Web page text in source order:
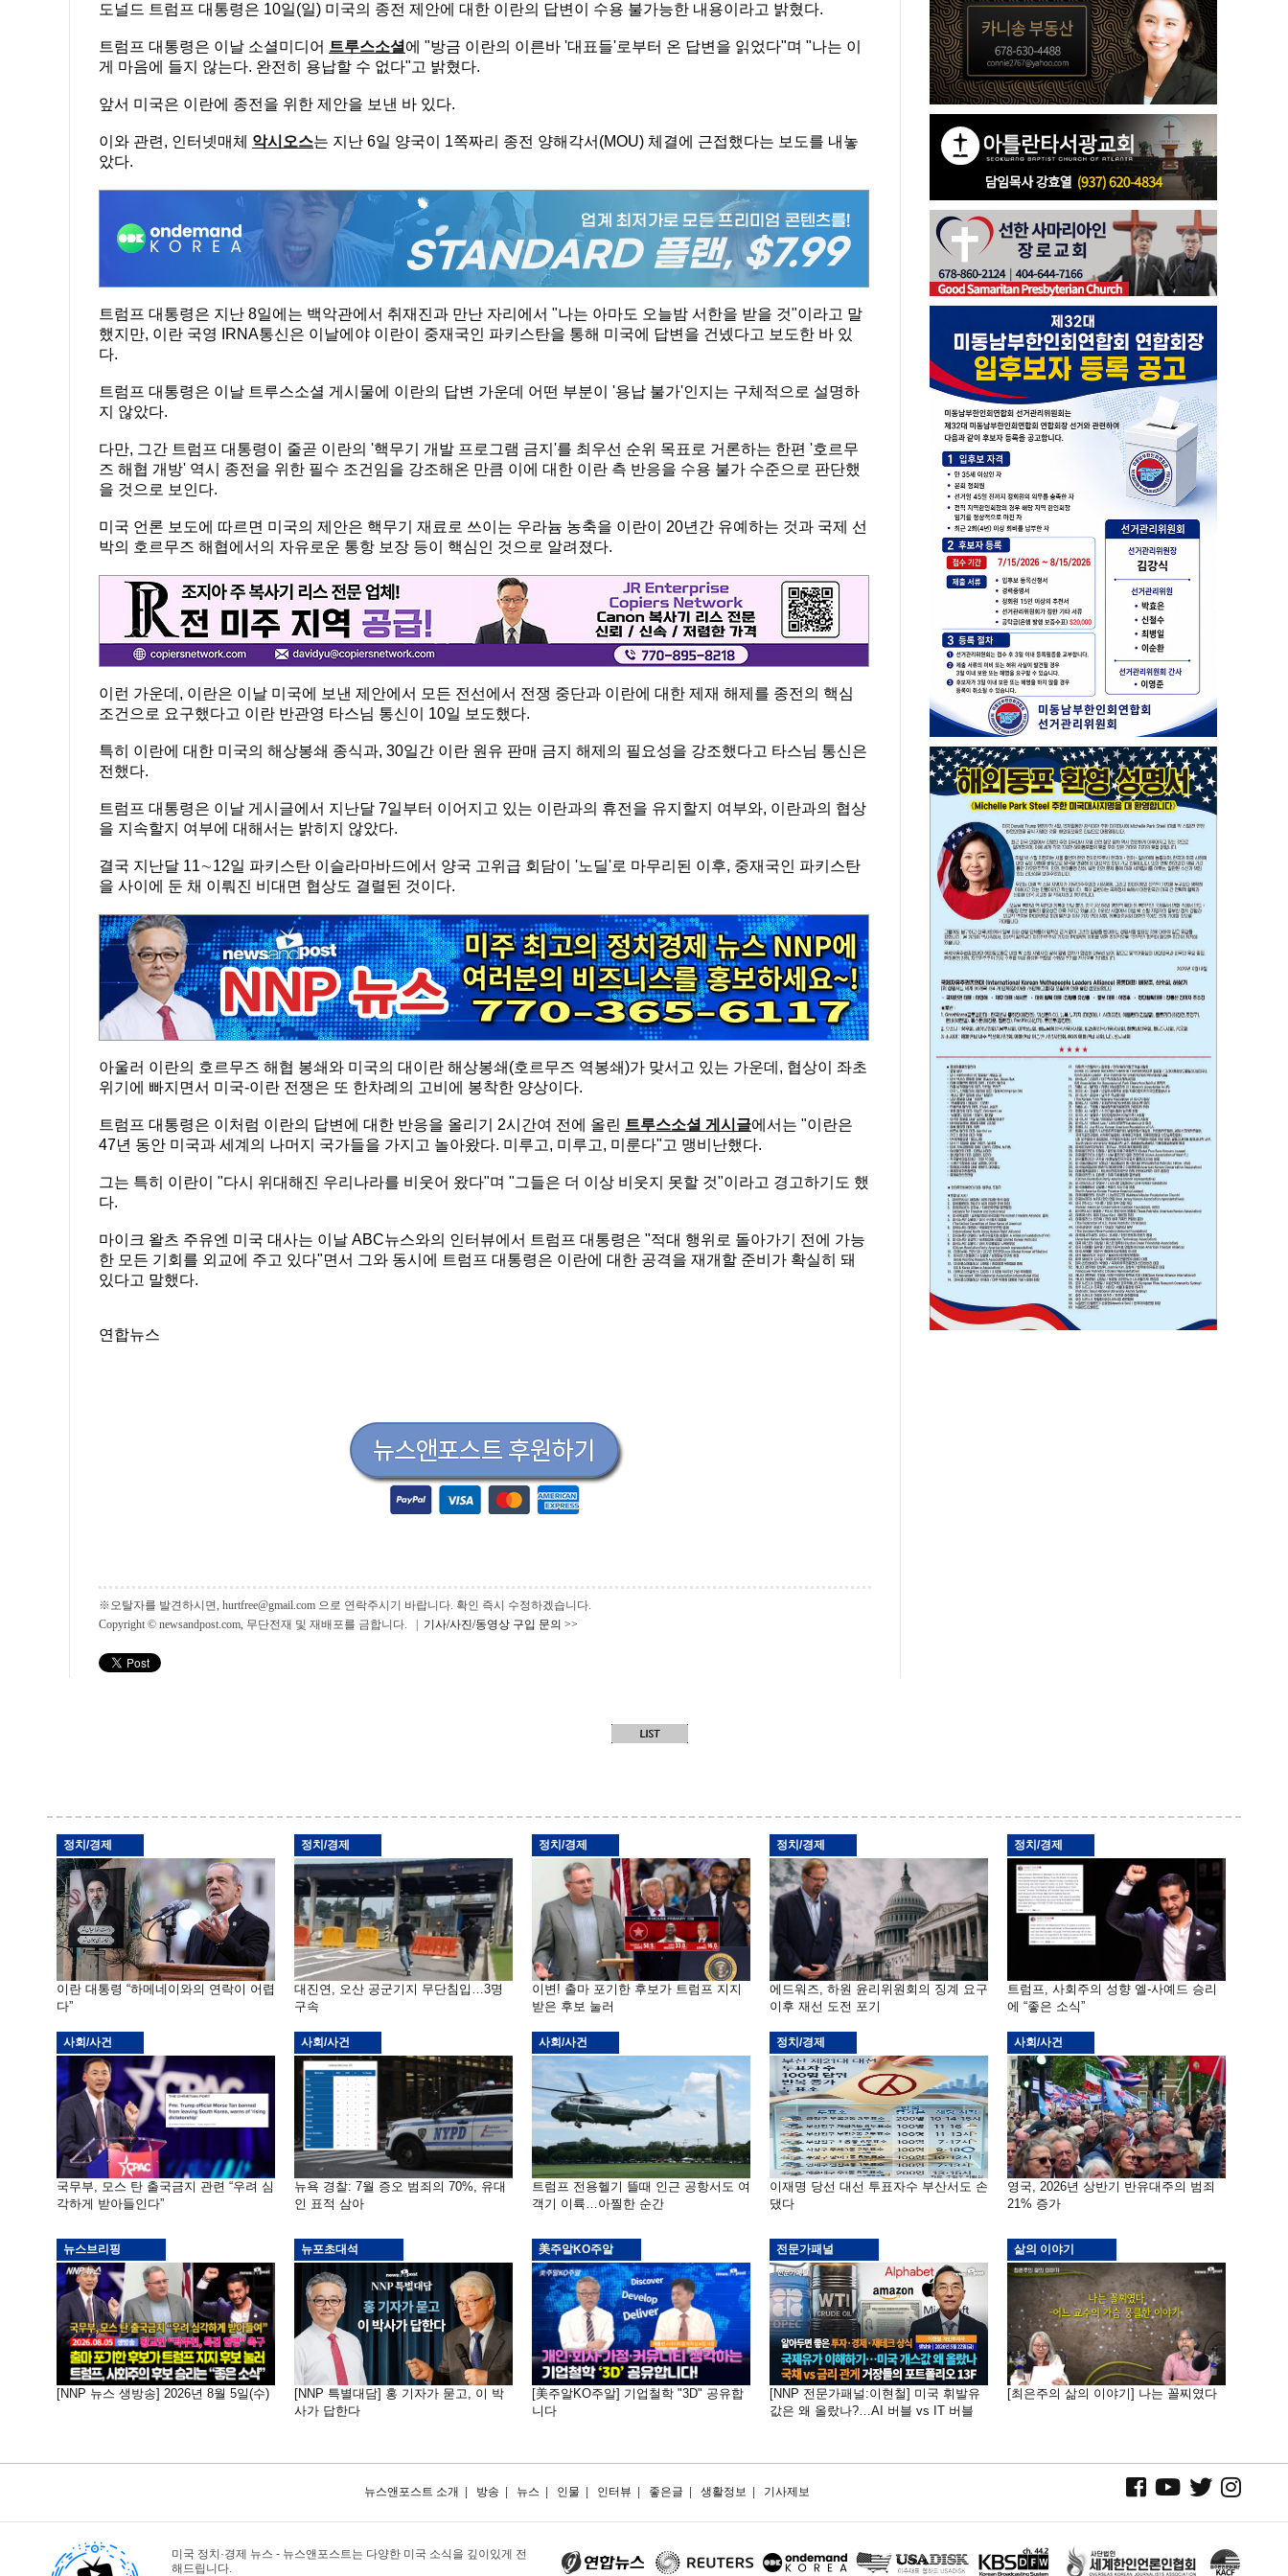
도널드 트럼프 대통령은 10일(일) 미국의 종전 제안에 대한 이란의 답변이 수용 불가능한 내용이라고 밝혔다.
트럼프 대통령은 이날 소셜미디어 트루스소셜 에 "방금 이란의 이른바 '대표들'로부터 온 답변을 읽었다"며 "나는 이
게 마음에 들지 않는다. 완전히 용납할 수 없다"고 밝혔다.
앞서 미국은 이란에 종전을 위한 제안을 보낸 바 있다.
이와 관련, 인터넷매체 악시오스는 지난 6일 양국이 1쪽짜리 종전 양해각서(MOU) 체결에 근접했다는 보도를 내놓
았다.
트럼프 대통령은 지난 8일에는 백악관에서 취재진과 만난 자리에서 "나는 아마도 오늘밤 서한을 받을 것"이라고 말
했지만, 이란 국영 IRNA통신은 이날에야 이란이 중재국인 파키스탄을 통해 미국에 답변을 건넸다고 보도한 바 있
다.
트럼프 대통령은 이날 트루스소셜 게시물에 이란의 답변 가운데 어떤 부분이 '용납 불가'인지는 구체적으로 설명하
지 않았다.
다만, 그간 트럼프 대통령이 줄곧 이란의 '핵무기 개발 프로그램 금지'를 최우선 순위 목표로 거론하는 한편 '호르무
즈 해협 개방' 역시 종전을 위한 필수 조건임을 강조해온 만큼 이에 대한 이란 측 반응을 수용 불가 수준으로 판단했
을 것으로 보인다.
미국 언론 보도에 따르면 미국의 제안은 핵무기 재료로 쓰이는 우라늄 농축을 이란이 20년간 유예하는 것과 국제 선
박의 호르무즈 해협에서의 자유로운 통항 보장 등이 핵심인 것으로 알려졌다.
이런 가운데, 이란은 이날 미국에 보낸 제안에서 모든 전선에서 전쟁 중단과 이란에 대한 제재 해제를 종전의 핵심
조건으로 요구했다고 이란 반관영 타스님 통신이 10일 보도했다.
특히 이란에 대한 미국의 해상봉쇄 종식과, 30일간 이란 원유 판매 금지 해제의 필요성을 강조했다고 타스님 통신은
전했다.
트럼프 대통령은 이날 게시글에서 지난달 7일부터 이어지고 있는 이란과의 휴전을 유지할지 여부와, 이란과의 협상
을 지속할지 여부에 대해서는 밝히지 않았다.
결국 지난달 11∼12일 파키스탄 이슬라마바드에서 양국 고위급 회담이 '노딜'로 마무리된 이후, 중재국인 파키스탄
을 사이에 둔 채 이뤄진 비대면 협상도 결렬된 것이다.
아울러 이란의 호르무즈 해협 봉쇄와 미국의 대이란 해상봉쇄(호르무즈 역봉쇄)가 맞서고 있는 가운데, 협상이 좌초
위기에 빠지면서 미국-이란 전쟁은 또 한차례의 고비에 봉착한 양상이다.
트럼프 대통령은 이처럼 이란의 답변에 대한 반응을 올리기 2시간여 전에 올린 트루스소셜 게시글에서는 "이란은
47년 동안 미국과 세계의 나머지 국가들을 가지고 놀아왔다. 미루고, 미루고, 미룬다"고 맹비난했다.
그는 특히 이란이 "다시 위대해진 우리나라를 비웃어 왔다"며 "그들은 더 이상 비웃지 못할 것"이라고 경고하기도 했
다.
마이크 왈츠 주유엔 미국 대사는 이날 ABC뉴스와의 인터뷰에서 트럼프 대통령은 "적대 행위로 돌아가기 전에 가능
한 모든 기회를 외교에 주고 있다"면서 그와 동시에 트럼프 대통령은 이란에 대한 공격을 재개할 준비가 확실히 돼
있다고 말했다.
연합뉴스
※오탈자를 발견하시면, hurtfree@gmail.com 으로 연락주시기 바랍니다. 확인 즉시 수정하겠습니다.
Copyright © newsandpost.com, 무단전재 및 재배포를 금합니다. | 기사/사진/동영상 구입 문의 >>
정치/경제
이란 대통령 “하메네이와의 연락이 어렵
다”
정치/경제
대진연, 오산 공군기지 무단침입…3명
구속
정치/경제
이변! 출마 포기한 후보가 트럼프 지지
받은 후보 눌러
정치/경제
에드워즈, 하원 윤리위원회의 징계 요구
이후 재선 도전 포기
정치/경제
트럼프, 사회주의 성향 엘-사예드 승리
에 “좋은 소식”
사회/사건
국무부, 모스 탄 출국금지 관련 “우려 심
각하게 받아들인다”
사회/사건
뉴욕 경찰: 7월 증오 범죄의 70%, 유대
인 표적 삼아
사회/사건
트럼프 전용헬기 뜰때 인근 공항서도 여
객기 이륙…아찔한 순간
정치/경제
이재명 당선 대선 투표자수 부산서도 손
댔다
사회/사건
영국, 2026년 상반기 반유대주의 범죄
21% 증가
뉴스브리핑
[NNP 뉴스 생방송] 2026년 8월 5일(수)
뉴포초대석
[NNP 특별대담] 홍 기자가 묻고, 이 박
사가 답한다
美주알KO주알
[美주알KO주알] 기업철학 "3D" 공유합
니다
전문가패널
[NNP 전문가패널:이현철] 미국 휘발유
값은 왜 올랐나?…AI 버블 vs IT 버블
삶의 이야기
[최은주의 삶의 이야기] 나는 꼴찌였다
뉴스앤포스트 소개 방송 뉴스 인물 인터뷰 좋은글 생활정보 기사제보
미국 정치·경제 뉴스 - 뉴스앤포스트는 다양한 미국 소식을 깊이있게 전
해드립니다.